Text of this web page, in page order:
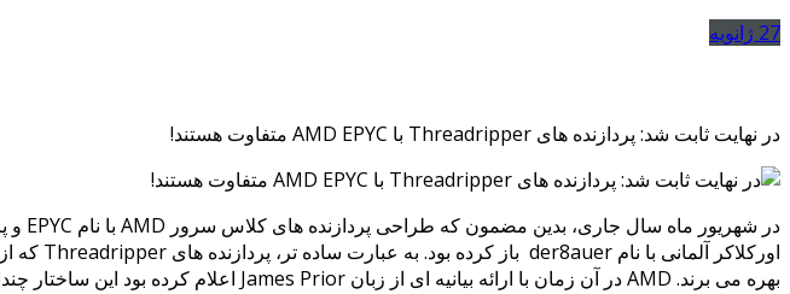
27 ژانویه
در نهایت ثابت شد: پردازنده های Threadripper با AMD EPYC متفاوت هستند!
اورکلاکر آلمانی با نام der8auer
باز کرده بود. به عبارت ساده تر، پردازنده های
بهره می برند. AMD در آن زمان با ارائه بیانیه ای از زبان James Prior اعلام کرده بود این ساختار چندان هم مشابه سازی نشده و تفاوت هایی در آنها وجود دارد.